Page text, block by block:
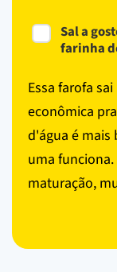
Sal a
farinha
Essa farofa
econômica
d'água é mais
uma
maturação,